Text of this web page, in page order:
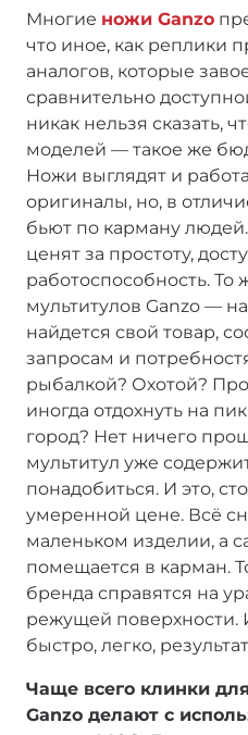
Многие ножи Ganzo
что иное, как реплики
аналогов, которые
сравнительно
никак нельзя сказать,
моделей — такое же
Ножи выглядят и
оригиналы, но, в
бьют по карману
ценят за простоту,
работоспособность. То
мультитулов Ganzo —
найдется свой товар,
запросам и
рыбалкой? Охотой?
иногда отдохнуть на
город? Нет ничего
мультитул уже
понадобиться. И это,
умеренной цене. Всё
маленьком изделии, а
помещается в карман.
бренда справятся на
режущей поверхности.
быстро, легко,
Чаще всего клинки
Ganzo делают с